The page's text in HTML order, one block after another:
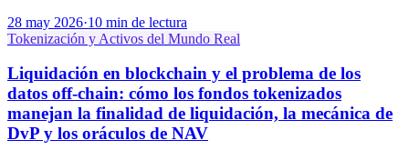
28 may 2026·10 min de lectura
Tokenización y Activos del Mundo Real
Liquidación en blockchain y el problema de los
datos off-chain: cómo los fondos tokenizados
manejan la finalidad de liquidación, la mecánica de
DvP y los oráculos de NAV